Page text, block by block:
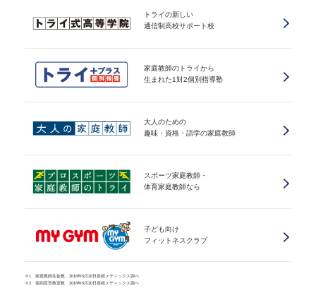
トライの新しい
通信制高校サポート校
家庭教師のトライから
生まれた1対2個別指導塾
大人のための
趣味・資格・語学の家庭教師
スポーツ家庭教師・
体育家庭教師なら
子ども向け
フィットネスクラブ
※1 家庭教師生徒数、2016年5月20日産經メディックス調べ
※2 個別直営教室数、2016年5月20日産經メディックス調べ